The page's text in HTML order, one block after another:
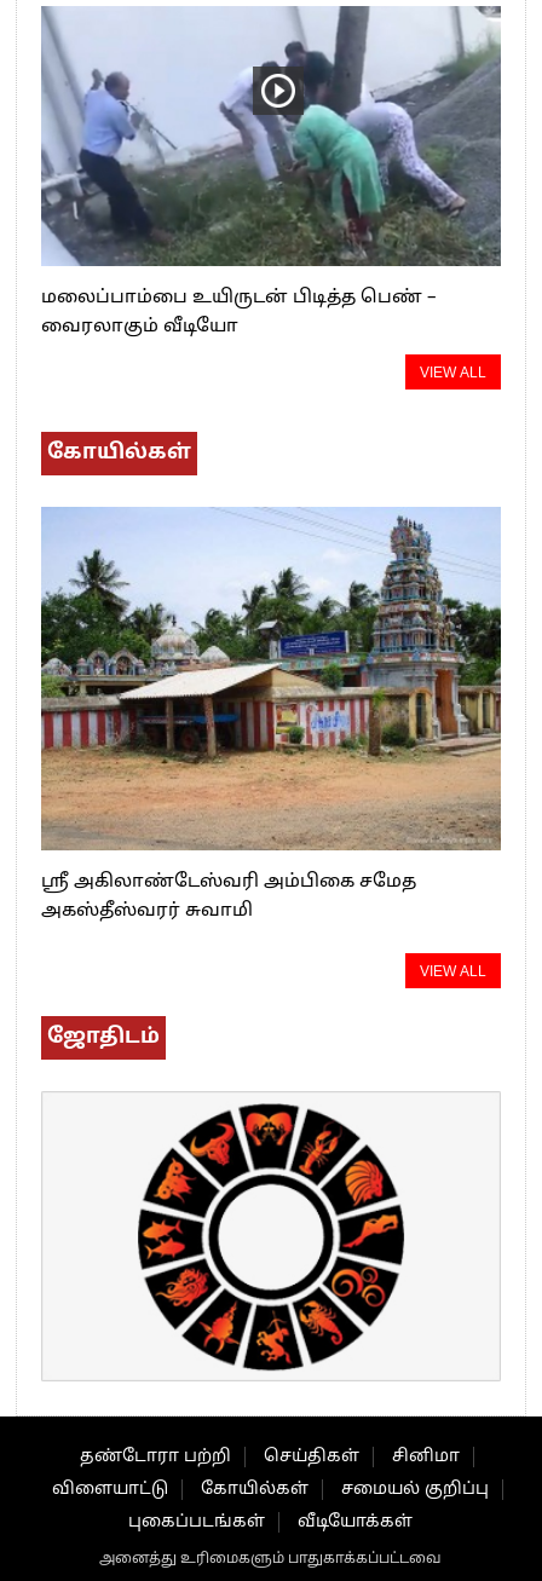
மலைப்பாம்பை உயிருடன் பிடித்த பெண் –
வைரலாகும் வீடியோ
VIEW ALL
கோயில்கள்
ஸ்ரீ அகிலாண்டேஸ்வரி அம்பிகை சமேத
அகஸ்தீஸ்வரர் சுவாமி
VIEW ALL
ஜோதிடம்
தண்டோரா பற்றி செய்திகள்
சினிமா
விளையாட்டு
கோயில்கள்
சமையல் குறிப்பு
புகைப்படங்கள்
வீடியோக்கள்
அனைத்து உரிமைகளும் பாதுகாக்கப்பட்டவை